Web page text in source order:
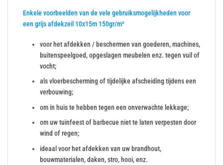
Enkele voorbeelden van de vele gebruiksmogelijkheden voor
een grijs afdekzeil 10x15m 150gr/m²
voor het afdekken / beschermen van goederen, machines,
buitenspeelgoed, opgeslagen meubelen enz. tegen vuil of
vocht;
als vloerbescherming of tijdelijke afscheiding tijdens een
verbouwing;
om in huis te hebben tegen een onverwachte lekkage;
om uw tuinfeest of barbecue niet te laten verpesten door
wind of regen;
ideaal voor het afdekken van uw brandhout,
bouwmaterialen, daken, stro, hooi, enz.